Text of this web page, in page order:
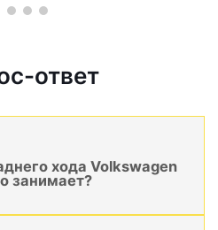
ответ
хода Volkswagen
занимает?